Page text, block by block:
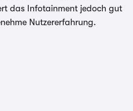
das Infotainment jedoch gut
Nutzererfahrung.